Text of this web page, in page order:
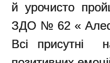
й урочисто
ЗДО № 62 «
Всі присутні